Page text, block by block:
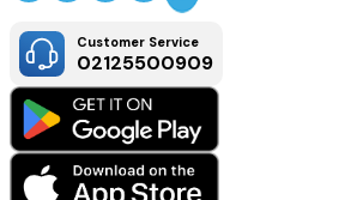
Customer Service
02125500909